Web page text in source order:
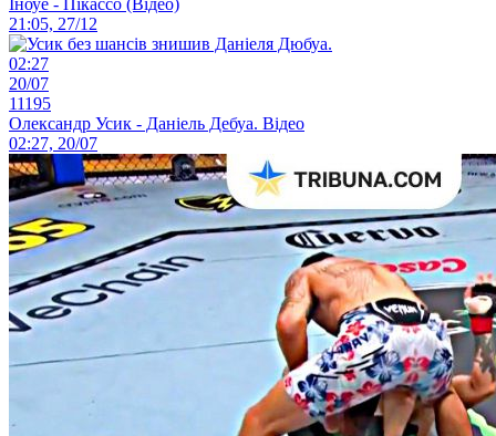
21:05, 27/12
02:27
20/07
11195
Олександр Усик - Даніель Дебуа. Відео
02:27, 20/07